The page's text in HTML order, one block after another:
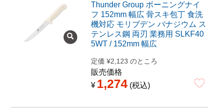
Thunder Group ボーニングナイ
フ 152mm 幅広 骨スキ包丁 食洗
機対応 モリブデン バナジウム ス
テンレス鋼 両刃 業務用 SLKF40
5WT / 152mm 幅広
定価 ¥2,123 のところ
販売価格
¥ 1,274 税込